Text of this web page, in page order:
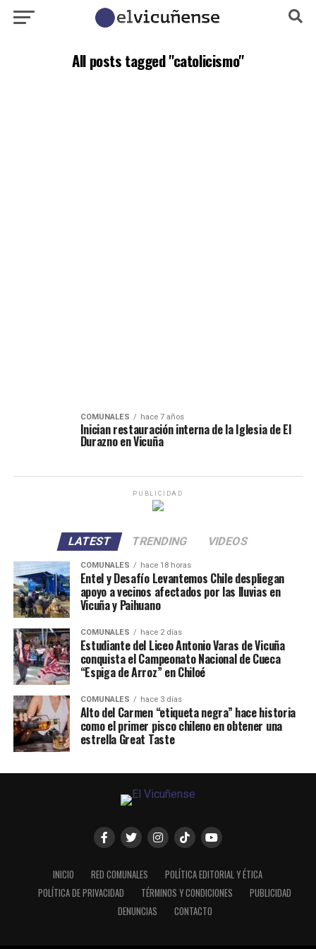
All posts tagged "catolicismo"
COMUNALES hace 7 años
Inician restauración interna de la Iglesia de El
Durazno en Vicuña
PUBLICIDAD
LATEST TRENDING VIDEOS
COMUNALES hace 18 horas
Entel y Desafío Levantemos Chile despliegan
apoyo a vecinos afectados por las lluvias en
Vicuña y Paihuano
COMUNALES hace 2 días
Estudiante del Liceo Antonio Varas de Vicuña
conquista el Campeonato Nacional de Cueca
“Espiga de Arroz” en Chiloé
COMUNALES hace 3 días
Alto del Carmen “etiqueta negra” hace historia
como el primer pisco chileno en obtener una
estrella Great Taste
INICIO RED COMUNALES
POLÍTICA EDITORIAL Y ÉTICA
POLÍTICA DE PRIVACIDAD
TÉRMINOS Y CONDICIONES
PUBLICIDAD
DENUNCIAS
CONTACTO